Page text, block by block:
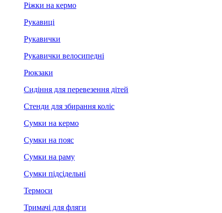
Ріжки на кермо
Рукавиці
Рукавички
Рукавички велосипедні
Рюкзаки
Сидіння для перевезення дітей
Стенди для збирання коліс
Сумки на кермо
Сумки на пояс
Сумки на раму
Сумки підсідельні
Термоси
Тримачі для фляги